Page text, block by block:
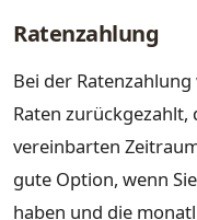
Ratenzahlung
Bei der
Raten
vereinbarten
gute Option, wenn
haben und die